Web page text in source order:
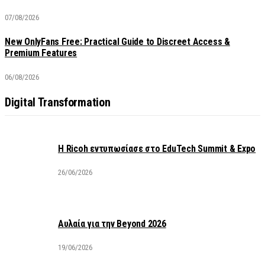
07/08/2026
New OnlyFans Free: Practical Guide to Discreet Access &
Premium Features
06/08/2026
Digital Transformation
Η Ricoh εντυπωσίασε στο EduTech Summit & Expo
26/06/2026
Αυλαία για την Beyond 2026
19/06/2026